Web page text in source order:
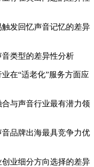
发回忆声音记忆的差异
类型的差异性分析
在“适老化”服务方面应
与声音行业最有潜力领
品牌出海最具竞争力优
业细分方向选择的差异